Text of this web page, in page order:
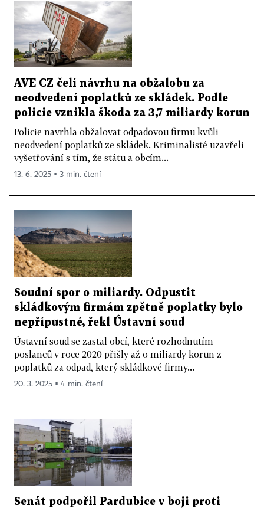
AVE CZ čelí návrhu na obžalobu za
neodvedení poplatků ze skládek. Podle
policie vznikla škoda za 3,7 miliardy korun
Policie navrhla obžalovat odpadovou firmu kvůli
neodvedení poplatků ze skládek. Kriminalisté uzavřeli
vyšetřování s tím, že státu a obcím...
13. 6. 2025 ▪ 3 min. čtení
Soudní spor o miliardy. Odpustit
skládkovým firmám zpětně poplatky bylo
nepřípustné, řekl Ústavní soud
Ústavní soud se zastal obcí, které rozhodnutím
poslanců v roce 2020 přišly až o miliardy korun z
poplatků za odpad, který skládkové firmy...
20. 3. 2025 ▪ 4 min. čtení
Senát podpořil Pardubice v boji proti